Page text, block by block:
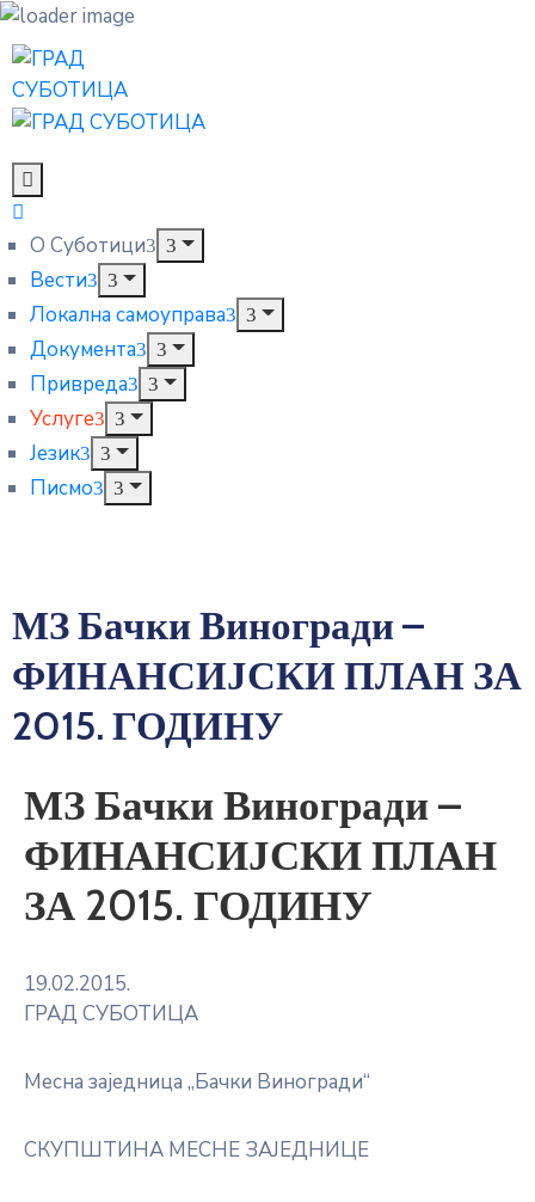
О Суботици
Вести
Локална самоуправа
Документа
Привреда
Услуге
Језик
Писмо
МЗ Бачки Виногради –
ФИНАНСИЈСКИ ПЛАН ЗА
2015. ГОДИНУ
МЗ Бачки Виногради –
ФИНАНСИЈСКИ ПЛАН
ЗА 2015. ГОДИНУ
19.02.2015.
ГРАД СУБОТИЦА
Месна заједница „Бачки Виногради“
СКУПШТИНА МЕСНЕ ЗАЈЕДНИЦЕ